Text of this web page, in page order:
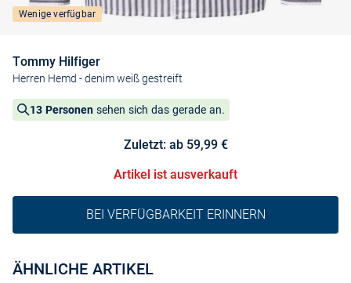
Wenige verfügbar
Tommy Hilfiger
Herren Hemd - denim weiß gestreift
13 Personen sehen sich das gerade an.
Zuletzt: ab 59,99 €
Artikel ist ausverkauft
BEI VERFÜGBARKEIT ERINNERN
ÄHNLICHE ARTIKEL